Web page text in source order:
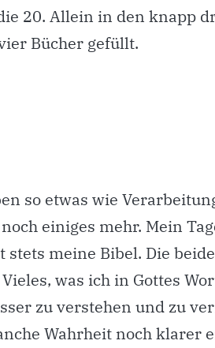
20. Allein in den knapp
Bücher gefüllt.
so etwas wie
einiges mehr. Mein
meine Bibel. Die
was ich in Gottes
zu verstehen und zu
Wahrheit noch klarer